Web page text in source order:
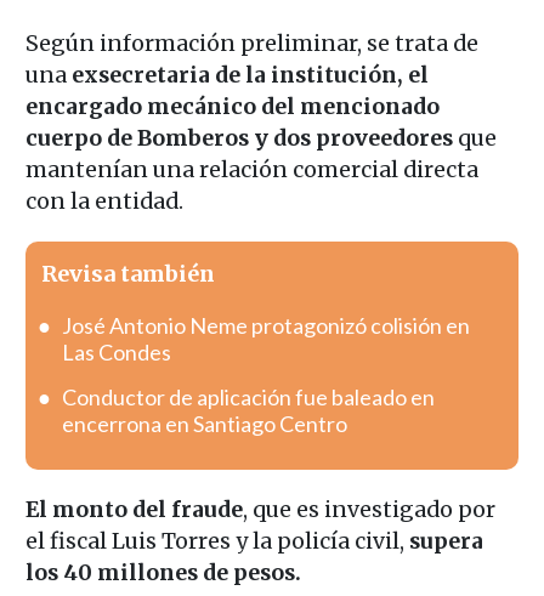
Según información preliminar, se trata de
unaexsecretaria de la institución, el
encargado mecánico del mencionado
cuerpo de Bomberos y dos proveedoresque
mantenían una relación comercial directa
con la entidad.
Revisa también
José Antonio Neme protagonizó colisión en
Las Condes
Conductor de aplicación fue baleado en
encerrona en Santiago Centro
El monto del fraude, que es investigado por
el fiscal Luis Torres y la policía civil, supera
los 40 millones de pesos.